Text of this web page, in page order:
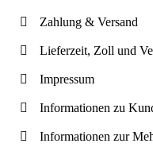
Zahlung & Versand
Lieferzeit, Zoll und
Impressum
Informationen zu
Informationen zur